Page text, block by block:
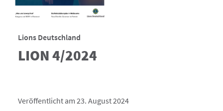
Lions Deutschland
LION 4/2024
Veröffentlicht am 23. August 2024